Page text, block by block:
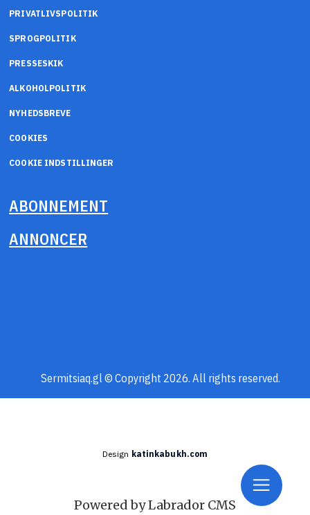
PRIVATLIVSPOLITIK
SPROGPOLITIK
PRESSESKIK
ALKOHOLPOLITIK
NYHEDSBREVE
COOKIES
COOKIE INDSTILLINGER
ABONNEMENT
ANNONCER
Sermitsiaq.gl © Copyright 2026. All rights reserved.
Design katinkabukh.com
Powered by Labrador CMS